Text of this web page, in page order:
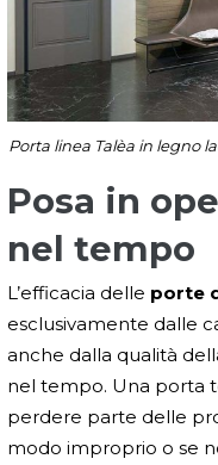
Porta linea Talèa in legno
Posa in
nel tempo
L’efficacia delle porte
esclusivamente dalle
anche dalla qualità
nel tempo. Una porta
perdere parte delle
modo improprio o se